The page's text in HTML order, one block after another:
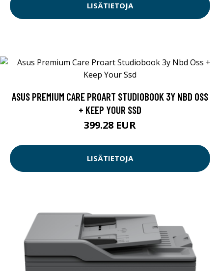
LISÄTIETOJA
ASUS PREMIUM CARE PROART STUDIOBOOK 3Y NBD OSS
+ KEEP YOUR SSD
399.28 EUR
LISÄTIETOJA